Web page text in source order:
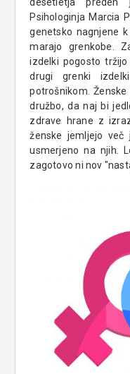
desetletja
Psihologinja Marcia
genetsko nagnjene
marajo grenkobe.
izdelki pogosto
drugi grenki
potrošnikom.
družbo, da naj bi
zdrave hrane z
ženske jemljejo več
usmerjeno na njih.
zagotovo ni nov